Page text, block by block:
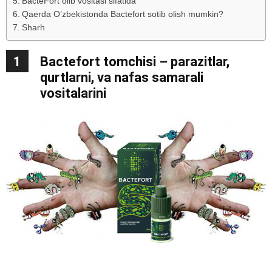
Qaerda O’zbekistonda Bactefort sotib olish mumkin?
Sharh
1
Bactefort tomchisi – parazitlar,
qurtlarni, va nafas samarali
vositalarini